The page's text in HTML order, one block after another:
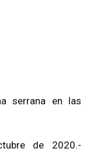
serrana en las
de 2020.-